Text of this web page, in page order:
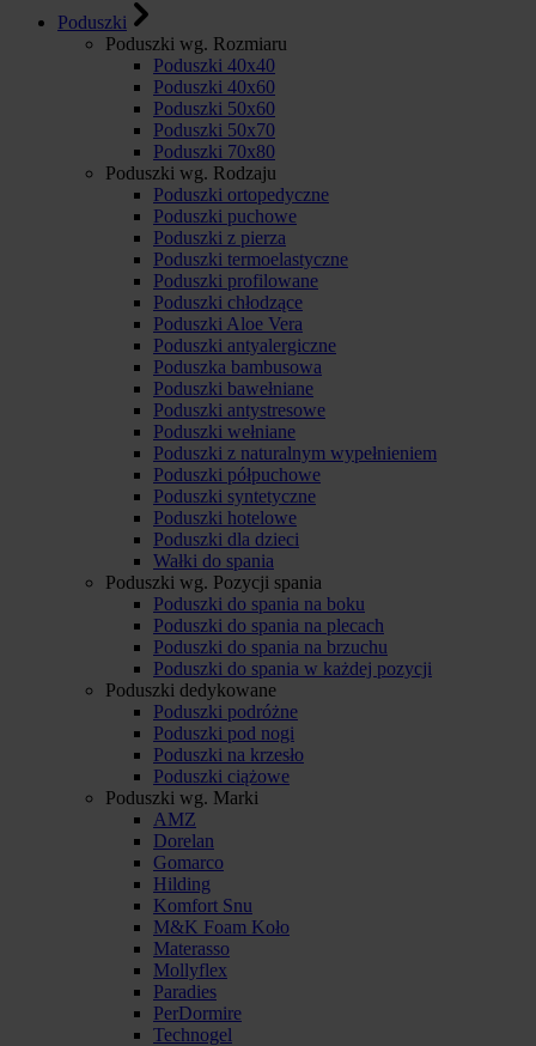
Poduszki
Poduszki wg. Rozmiaru
Poduszki 40x40
Poduszki 40x60
Poduszki 50x60
Poduszki 50x70
Poduszki 70x80
Poduszki wg. Rodzaju
Poduszki ortopedyczne
Poduszki puchowe
Poduszki z pierza
Poduszki termoelastyczne
Poduszki profilowane
Poduszki chłodzące
Poduszki Aloe Vera
Poduszki antyalergiczne
Poduszka bambusowa
Poduszki bawełniane
Poduszki antystresowe
Poduszki wełniane
Poduszki z naturalnym wypełnieniem
Poduszki półpuchowe
Poduszki syntetyczne
Poduszki hotelowe
Poduszki dla dzieci
Wałki do spania
Poduszki wg. Pozycji spania
Poduszki do spania na boku
Poduszki do spania na plecach
Poduszki do spania na brzuchu
Poduszki do spania w każdej pozycji
Poduszki dedykowane
Poduszki podróżne
Poduszki pod nogi
Poduszki na krzesło
Poduszki ciążowe
Poduszki wg. Marki
AMZ
Dorelan
Gomarco
Hilding
Komfort Snu
M&K Foam Koło
Materasso
Mollyflex
Paradies
PerDormire
Technogel